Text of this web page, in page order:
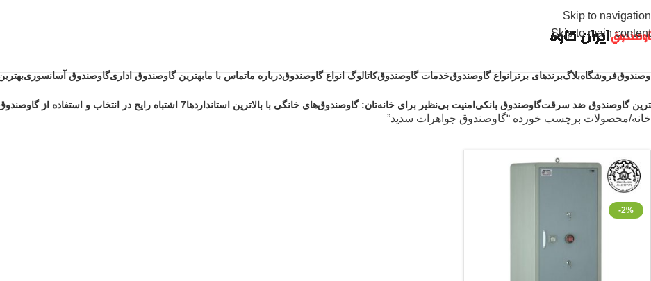
Skip to navigation
Skip to main content
فروشگاهبلاگبرندهای برترانواع گاوصندوقخدمات گاوصندوقکاتالوگ انواع گاوصندوقدرباره ماتماس با مابهترین گاوصندوق اداریگاوصندوق آسانسوری
گاوصندوق ضد سرقتگاوصندوق بانکیامنیت بی‌نظیر برای خانه‌تان: گاوصندوق‌های خانگی با بالاترین استانداردها7 اشتباه رایج در انتخاب و استفاده از گاوصندوق خانگی ضد حریق
خانه محصولات برچسب خورده “گاوصندوق جواهرات سدید”
-2%